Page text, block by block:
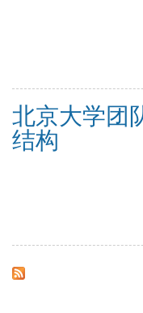
北京大学团
结构